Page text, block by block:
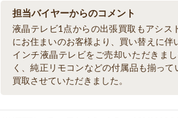
担当バイヤーからのコメント
液晶テレビ1点からの出張買取もアシス
にお住まいのお客様より、買い替えに伴
インチ液晶テレビをご売却いただきま
く、純正リモコンなどの付属品も揃って
買取させていただきました。